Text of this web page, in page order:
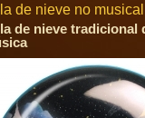
de nieve no
de nieve tradicional